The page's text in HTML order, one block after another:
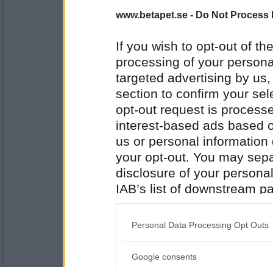
www.betapet.se - Do Not Process
If you wish to opt-out of
processing of your
targeted advertising by
section to confirm your
opt-out request is
interest-based ads based
us or personal
your opt-out. You may
disclosure of your
IAB’s list of downstream
also be disclosed by us
Downstream Participants
Please note that this
Personal Data Processing Opt Outs
Google consents
Antal inlägg:
8262
Är du ekonomiskt oberoende?
BetaBAM
Antal inlägg:
8557
Nej, men jag överlever.
Har du någon cykel?
Nej, men jag har två.